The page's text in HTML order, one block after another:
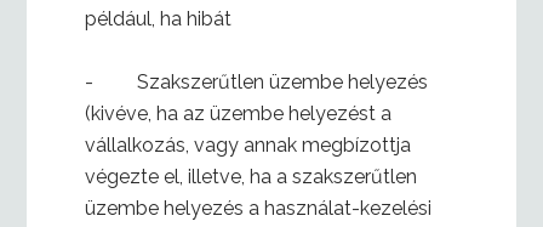
például, ha hibát
- Szakszerűtlen üzembe helyezés
(kivéve, ha az üzembe helyezést a
vállalkozás, vagy annak megbízottja
végezte el, illetve, ha a szakszerűtlen
üzembe helyezés a használat-kezelési